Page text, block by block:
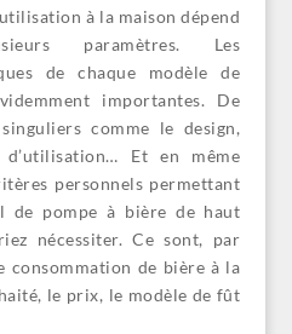
à la maison dépend
paramètres. Les
de chaque modèle de
importantes. De
comme le design,
d’utilisation… Et en même
personnels permettant
de pompe à bière de haut
nécessiter. Ce sont, par
consommation de bière à la
le prix, le modèle de fût